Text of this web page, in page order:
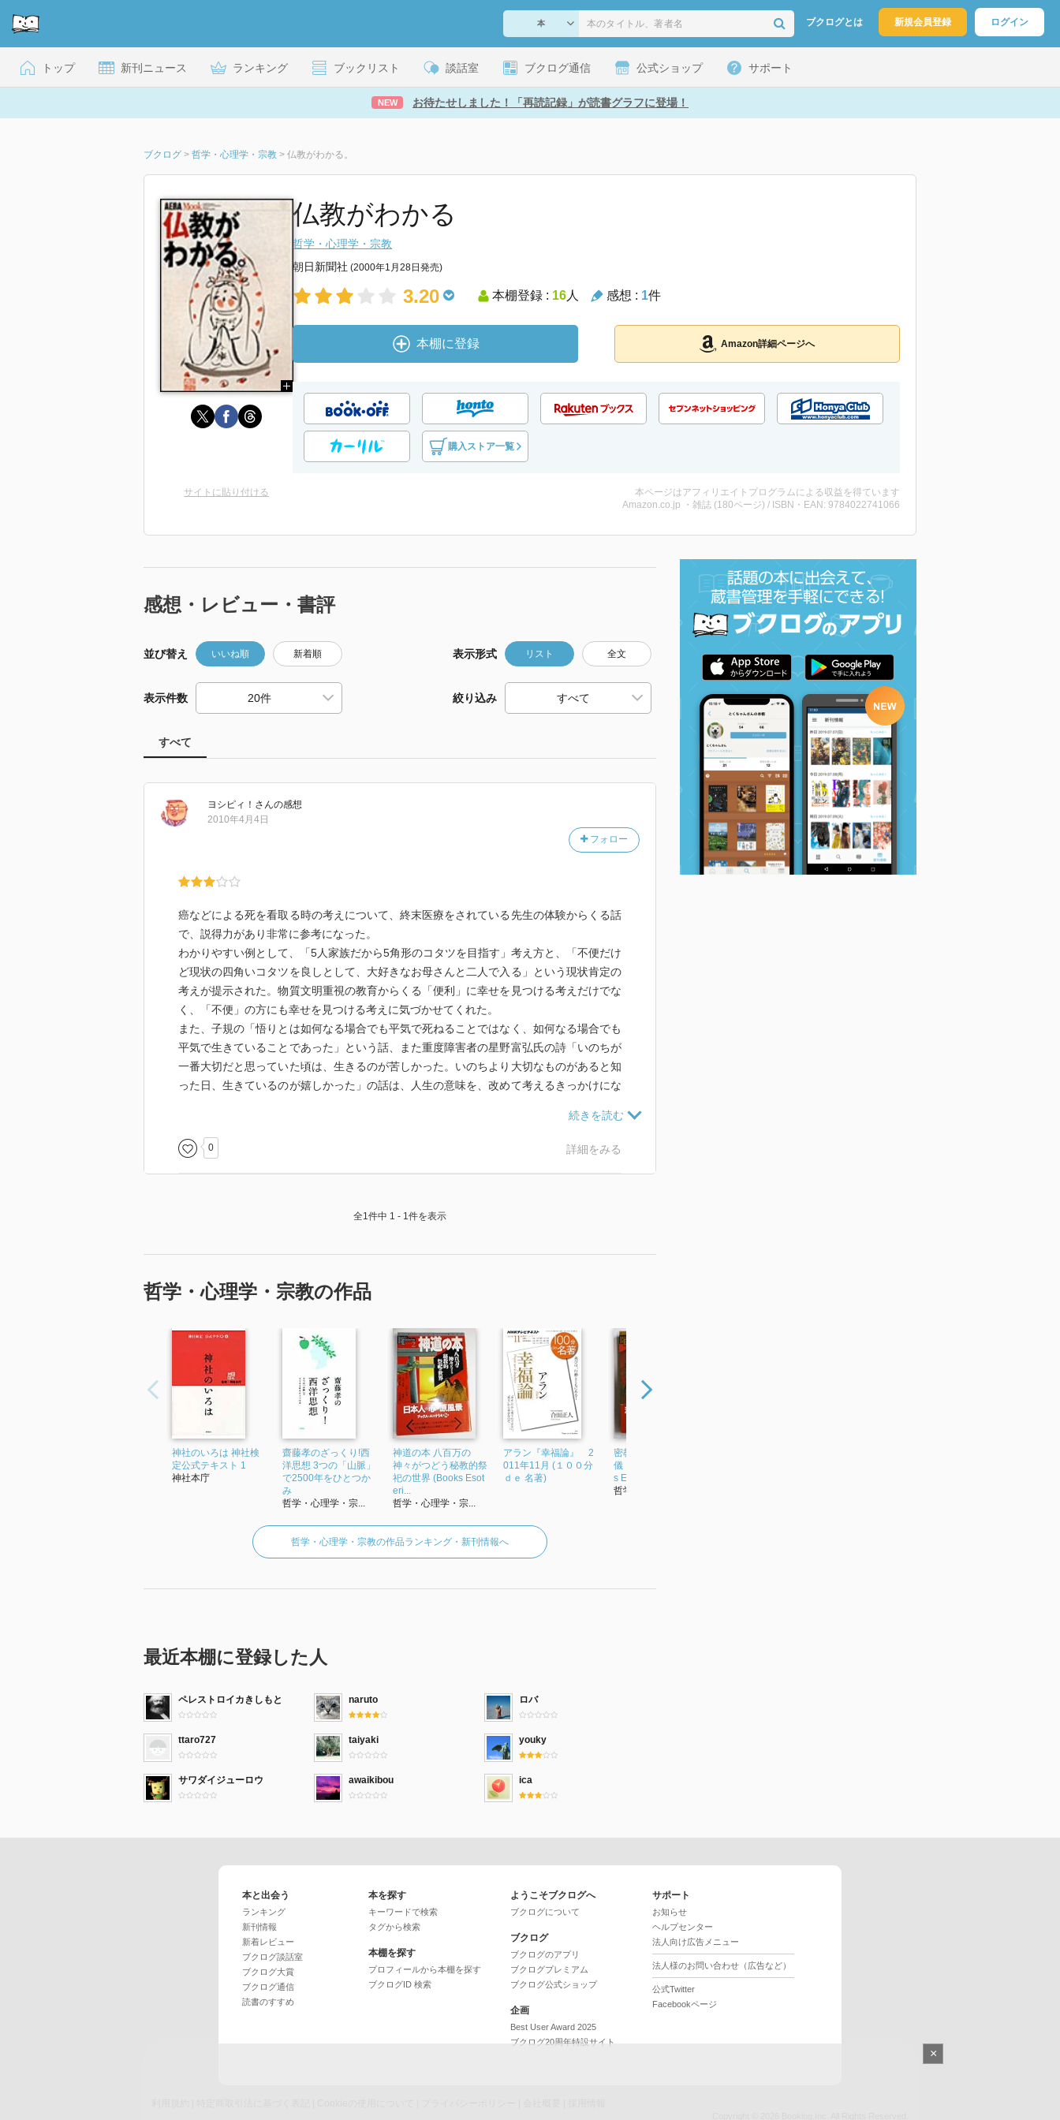
ブクログとは 新規会員登録 ログイン
トップ 新刊ニュース ランキング ブックリスト 談話室 ブクログ通信 公式ショップ サポート
NEW お待たせしました！「再読記録」が読書グラフに登場！
ブクログ > 哲学・心理学・宗教 > 仏教がわかる。
仏教がわかる
哲学・心理学・宗教
朝日新聞社 (2000年1月28日発売)
3.20 本棚登録 : 16人 感想 : 1件
本棚に登録 Amazon詳細ページへ
購入ストア一覧
サイトに貼り付ける
本ページはアフィリエイトプログラムによる収益を得ています
Amazon.co.jp ・雑誌 (180ページ) / ISBN・EAN: 9784022741066
感想・レビュー・書評
並び替え いいね順 新着順 表示形式 リスト 全文
表示件数 絞り込み
すべて
ヨシピィ！ さんの感想
フォロー
2010年4月4日
癌などによる死を看取る時の考えについて、終末医療をされている先生の体験からくる話
で、説得力があり非常に参考になった。
わかりやすい例として、「5人家族だから5角形のコタツを目指す」考え方と、「不便だけ
ど現状の四角いコタツを良しとして、大好きなお母さんと二人で入る」という現状肯定の
考えが提示された。物質文明重視の教育からくる「便利」に幸せを見つける考えだけでな
く、「不便」の方にも幸せを見つける考えに気づかせてくれた。
また、子規の「悟りとは如何なる場合でも平気で死ねることではなく、如何なる場合でも
平気で生きていることであった」という話、また重度障害者の星野富弘氏の詩「いのちが
一番大切だと思っていた頃は、生きるのが苦しかった。いのちより大切なものがあると知
った日、生きているのが嬉しかった」の話は、人生の意味を、改めて考えるきっかけにな
0 詳細をみる
全1件中 1 - 1件を表示
哲学・心理学・宗教の作品
神社のいろは 神社検
定公式テキスト 1
神社本庁
齋藤孝のざっくり!西
洋思想 3つの「山脈」
で2500年をひとつか
み
哲学・心理学・宗...
神道の本 八百万の
神々がつどう秘教的祭
祀の世界 (Books Esot
eri...
哲学・心理学・宗...
アラン『幸福論』 2
011年11月 (１００分
ｄｅ 名著)
密教の本 驚くべき秘
儀・修法の世界 (Book
s Esoterica 1)
哲学・心理学・宗...
哲学・心理学・宗教の作品ランキング・新刊情報へ
最近本棚に登録した人
ペレストロイカきしもと naruto ロバ
ttaro727 taiyaki youky
サワダイジューロウ awaikibou ica
本と出会う
ランキング
新刊情報
新着レビュー
ブクログ談話室
ブクログ大賞
ブクログ通信
読書のすすめ
本を探す
キーワードで検索
タグから検索
本棚を探す
プロフィールから本棚を探す
ブクログID 検索
ようこそブクログへ
ブクログについて
ブクログ
ブクログのアプリ
ブクログプレミアム
ブクログ公式ショップ
企画
Best User Award 2025
ブクログ20周年特設サイト
サポート
お知らせ
ヘルプセンター
法人向け広告メニュー
法人様のお問い合わせ（広告など）
公式Twitter
Facebookページ
×